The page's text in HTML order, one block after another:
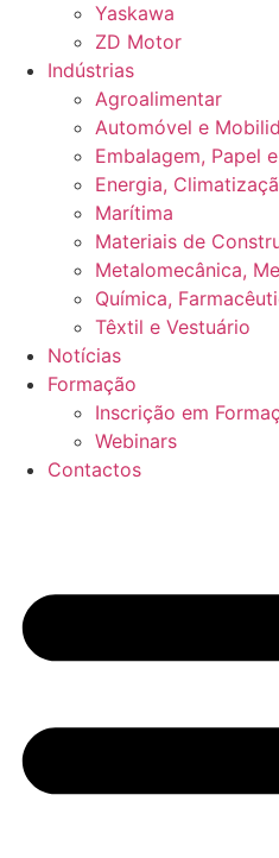
Yaskawa
ZD Motor
Indústrias
Agroalimentar
Automóvel e
Embalagem, Papel
Energia,
Marítima
Materiais de
Metalomecânica,
Química,
Têxtil e Vestuário
Notícias
Formação
Inscrição em
Webinars
Contactos